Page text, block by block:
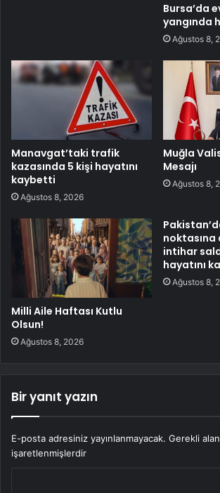
Bursa’da
yangında
Ağustos 8,
Manavgat’taki trafik
kazasında 5 kişi hayatını
kaybetti
Ağustos 8, 2026
Muğla
Mesajı
Ağustos 8,
Milli Aile Haftası Kutlu
Olsun!
Ağustos 8, 2026
noktasına
intihar
hayatını
Ağustos 8,
Bir yanıt yazın
E-posta adresiniz yayınlanmayacak. Gerekli
işaretlenmişlerdir